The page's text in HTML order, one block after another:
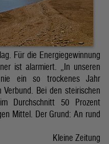
Für die Energiegewinnung
ist alarmiert. „In unseren
ein so trockenes Jahr
Bei den steirischen
Durchschnitt 50 Prozent
Mittel. Der Grund: An rund
Kleine Zeitung